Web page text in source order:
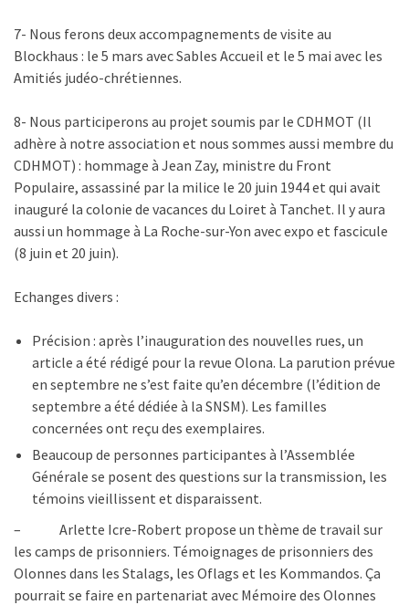
7- Nous ferons deux accompagnements de visite au
Blockhaus : le 5 mars avec Sables Accueil et le 5 mai avec les
Amitiés judéo-chrétiennes.
8- Nous participerons au projet soumis par le CDHMOT (Il
adhère à notre association et nous sommes aussi membre du
CDHMOT) : hommage à Jean Zay, ministre du Front
Populaire, assassiné par la milice le 20 juin 1944 et qui avait
inauguré la colonie de vacances du Loiret à Tanchet. Il y aura
aussi un hommage à La Roche-sur-Yon avec expo et fascicule
(8 juin et 20 juin).
Echanges divers :
Précision : après l’inauguration des nouvelles rues, un
article a été rédigé pour la revue Olona. La parution prévue
en septembre ne s’est faite qu’en décembre (l’édition de
septembre a été dédiée à la SNSM). Les familles
concernées ont reçu des exemplaires.
Beaucoup de personnes participantes à l’Assemblée
Générale se posent des questions sur la transmission, les
témoins vieillissent et disparaissent.
– Arlette Icre-Robert propose un thème de travail sur
les camps de prisonniers. Témoignages de prisonniers des
Olonnes dans les Stalags, les Oflags et les Kommandos. Ça
pourrait se faire en partenariat avec Mémoire des Olonnes